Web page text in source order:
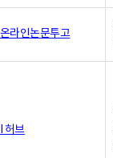
라인논문투고
허브